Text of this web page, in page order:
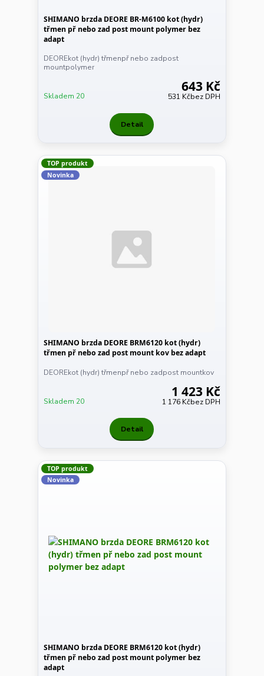
SHIMANO brzda DEORE BR-M6100 kot (hydr)
třmen př nebo zad post mount polymer bez
adapt
DEOREkot (hydr) třmenpř nebo zadpost
mountpolymer
643 Kč
531 Kčbez DPH
Skladem 20
Detail
TOP produkt
Novinka
SHIMANO brzda DEORE BRM6120 kot (hydr)
třmen př nebo zad post mount kov bez adapt
DEOREkot (hydr) třmenpř nebo zadpost mountkov
1 423 Kč
1 176 Kčbez DPH
Skladem 20
Detail
TOP produkt
Novinka
SHIMANO brzda DEORE BRM6120 kot (hydr)
třmen př nebo zad post mount polymer bez
adapt